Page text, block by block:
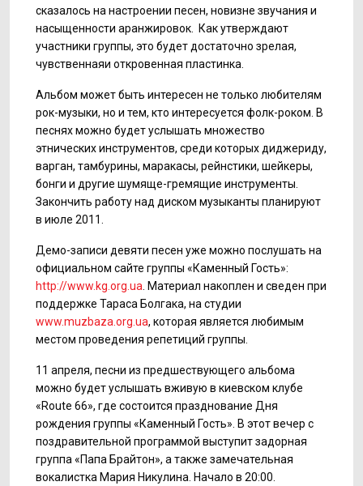
сказалось на настроении песен, новизне звучания и
насыщенности аранжировок. Как утверждают
участники группы, это будет достаточно зрелая,
чувственнаяи откровенная пластинка.
Альбом может быть интересен не только любителям
рок-музыки, но и тем, кто интересуется фолк-роком. В
песнях можно будет услышать множество
этнических инструментов, среди которых диджериду,
варган, тамбурины, маракасы, рейнстики, шейкеры,
бонги и другие шумяще-гремящие инструменты.
Закончить работу над диском музыканты планируют
в июле 2011.
Демо-записи девяти песен уже можно послушать на
официальном сайте группы «Каменный Гость»:
http://www.kg.org.ua . Материал накоплен и сведен при
поддержке Тараса Болгака, на студии
www.muzbaza.org.ua, которая является любимым
местом проведения репетиций группы.
11 апреля, песни из предшествующего альбома
можно будет услышать вживую в киевском клубе
«Route 66», где состоится празднование Дня
рождения группы «Каменный Гость». В этот вечер с
поздравительной программой выступит задорная
группа «Папа Брайтон», а также замечательная
вокалистка Мария Никулина. Начало в 20:00.